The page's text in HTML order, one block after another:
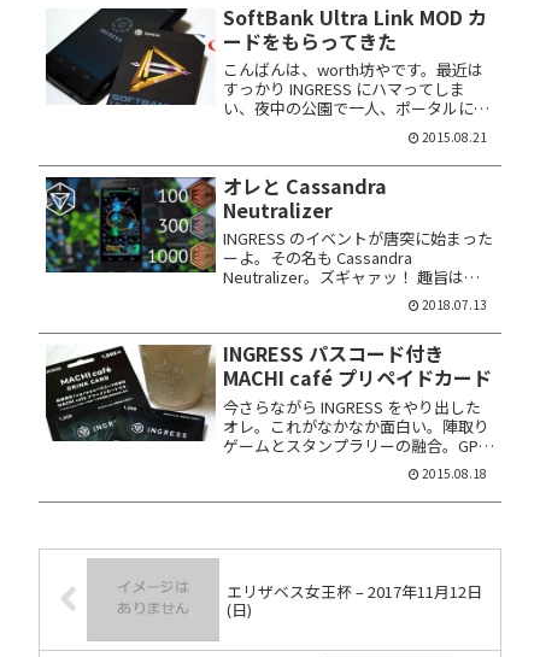
SoftBank Ultra Link MOD カ
ードをもらってきた
こんばんは、worth坊やです。最近は
すっかり INGRESS にハマってしま
い、夜中の公園で一人、ポータルにレ
ゾネーターを挿したりしています……
不審者かよ！ きょうから ソフトバン
クショップへのご来店でIngress MOD
カードをプレゼ...
2015.08.21
オレと Cassandra
Neutralizer
INGRESS のイベントが唐突に始まった
ーよ。その名も Cassandra
Neutralizer。ズギャァッ！ 趣旨は
Unique Portals Neutralized。要は敵
ポータルを破壊して中立化する。その
実績数に応じて特別なメ...
2018.07.13
INGRESS パスコード付き
MACHI café プリペイドカード
今さらながら INGRESS をやり出した
オレ。これがなかなか面白い。陣取り
ゲームとスタンプラリーの融合。GPS
の付いたスマホならではの仕掛け。現
実とバーチャルをオーバーラップさせ
た世界観は、映画「マトリックス」の
2015.08.18
エリザベス女王杯 – 2017年11月12日
(日)